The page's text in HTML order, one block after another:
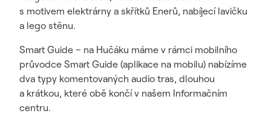
s motivem elektrárny a skřítků Enerů, nabíjecí lavičku
a lego stěnu.
Smart Guide – na Hučáku máme v rámci mobilního
průvodce Smart Guide (aplikace na mobilu) nabízíme
dva typy komentovaných audio tras, dlouhou
a krátkou, které obě končí v našem Informačním
centru.